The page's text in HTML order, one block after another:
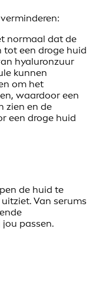
normaal dat de
tot een droge huid
hyaluronzuur
kunnen
om het
waardoor een
zien en de
een droge huid
de huid te
Van serums
passen.